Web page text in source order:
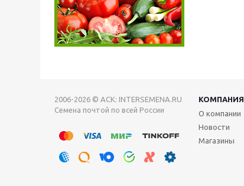
2006-2026 © АСК: INTERSEMENA.RU
Семена почтой по всей России
КОМПАНИЯ
О компании
Новости
Магазины